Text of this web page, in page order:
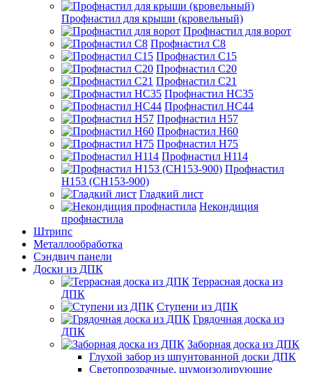
Профнастил для крыши (кровельный)
Профнастил для ворот
Профнастил С8
Профнастил С15
Профнастил С20
Профнастил С21
Профнастил НС35
Профнастил НС44
Профнастил Н57
Профнастил Н60
Профнастил Н75
Профнастил Н114
Профнастил
Н153 (СН153-900)
Гладкий лист
Некондиция
профнастила
Штрипс
Металлообработка
Сэндвич панели
Доски из ДПК
Террасная доска из
ДПК
Ступени из ДПК
Грядочная доска из
ДПК
Заборная доска из ДПК
Глухой забор из шпунтованной доски ДПК
Светопрозрачные, шумоизолирующие